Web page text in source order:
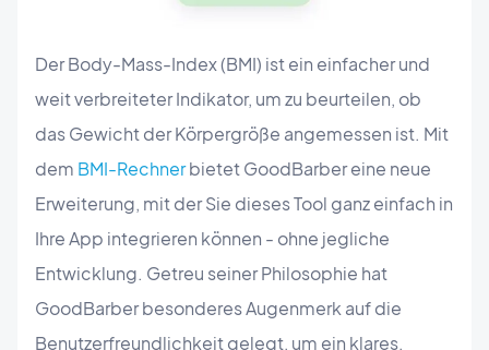
Der Body-Mass-Index (BMI) ist ein einfacher und
weit verbreiteter Indikator, um zu beurteilen, ob
das Gewicht der Körpergröße angemessen ist. Mit
dem BMI-Rechnerbietet GoodBarber eine neue
Erweiterung, mit der Sie dieses Tool ganz einfach in
Ihre App integrieren können - ohne jegliche
Entwicklung. Getreu seiner Philosophie hat
GoodBarber besonderes Augenmerk auf die
Benutzerfreundlichkeit gelegt, um ein klares,